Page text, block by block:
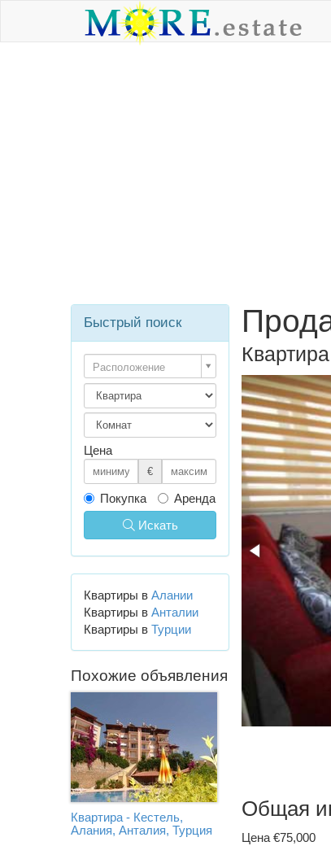
Общая
Цена €75,000
Быстрый поиск
Расположение
Цена
€
Покупка
Аренда
Искать
Квартиры в Алании
Квартиры в Анталии
Квартиры в Турции
Похожие объявления
Квартира - Кестель,
Алания, Анталия, Турция